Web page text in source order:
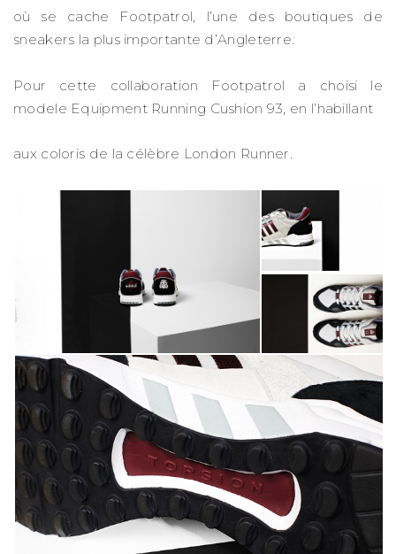
où se cache Footpatrol, l’une des boutiques de
sneakers la plus importante d’Angleterre.
Pour cette collaboration Footpatrol a choisi le
modele Equipment Running Cushion 93, en l’habillant
aux coloris de la célèbre London Runner.